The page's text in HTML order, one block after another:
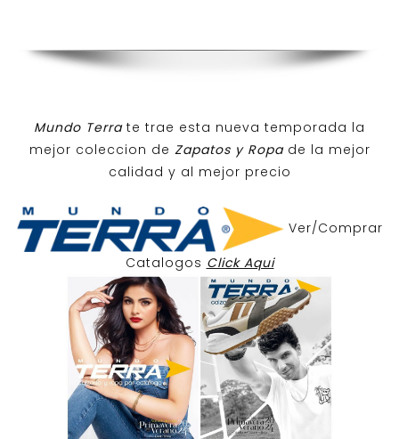
Mundo Terra te trae esta nueva temporada la
mejor coleccion de Zapatos y Ropa de la mejor
calidad y al mejor precio
Ver/Comprar
Catalogos Click Aqui